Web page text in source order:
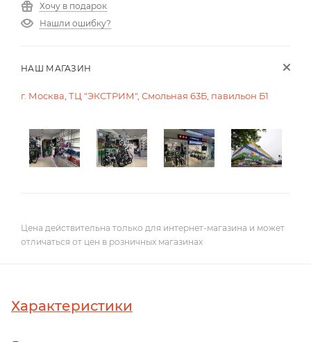
Хочу в подарок
Нашли ошибку?
НАШ МАГАЗИН
г. Москва, ТЦ "ЭКСТРИМ", Смольная 63Б, павильон Б1
Цена действительна только для интернет-магазина и может
отличаться от цен в розничных магазинах
Характеристики